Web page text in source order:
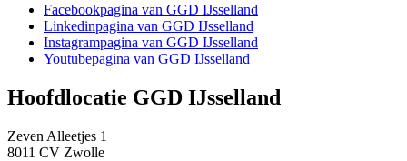
Facebookpagina van GGD IJsselland
Linkedinpagina van GGD IJsselland
Instagrampagina van GGD IJsselland
Youtubepagina van GGD IJsselland
Hoofdlocatie GGD IJsselland
Zeven Alleetjes 1
8011 CV Zwolle